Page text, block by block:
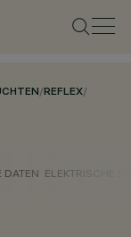
/REFLEX/
DATEN ELEKTRISCHE